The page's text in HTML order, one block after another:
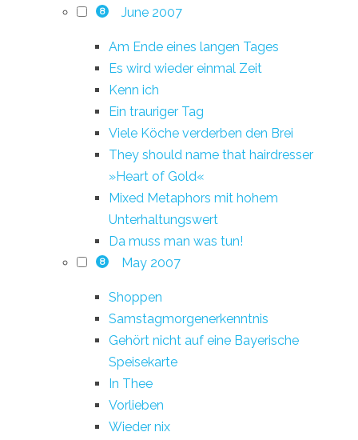
8 June 2007
Am Ende eines langen Tages
Es wird wieder einmal Zeit
Kenn ich
Ein trauriger Tag
Viele Köche verderben den Brei
They should name that hairdresser
»Heart of Gold«
Mixed Metaphors mit hohem
Unterhaltungswert
Da muss man was tun!
8 May 2007
Shoppen
Samstagmorgenerkenntnis
Gehört nicht auf eine Bayerische
Speisekarte
In Thee
Vorlieben
Wieder nix